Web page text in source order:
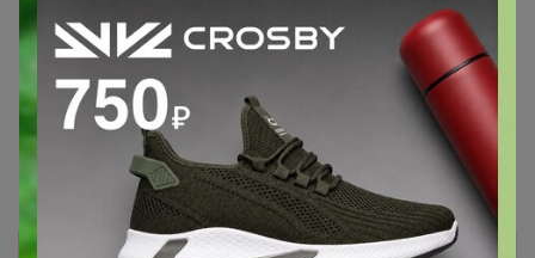
полностью отрезался, чтоб не пилить самый низ
3 февраля, 2018 19:37